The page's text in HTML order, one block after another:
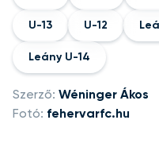
U-13 U-12
Leány U-14
Szerző: Wéninger Ákos
Fotó: fehervarfc.hu